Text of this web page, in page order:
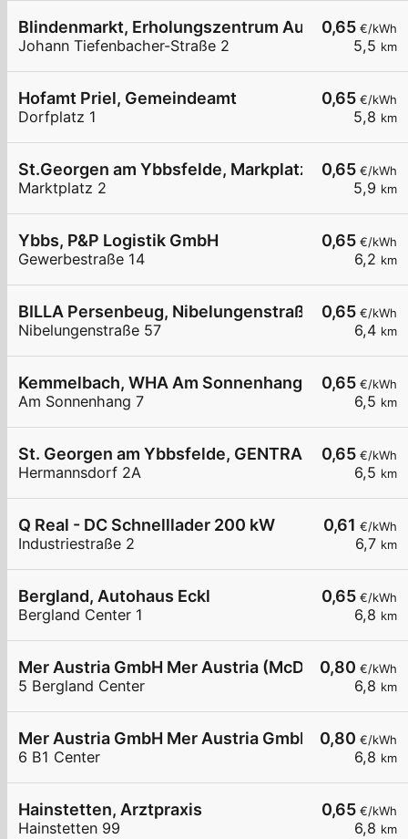
0,65 €/kWh
5,5 km
Blindenmarkt, Erholungszentrum Auseen
Johann Tiefenbacher-Straße 2
0,65 €/kWh
5,8 km
Hofamt Priel, Gemeindeamt
Dorfplatz 1
0,65 €/kWh
5,9 km
St.Georgen am Ybbsfelde, Markplatz
Marktplatz 2
0,65 €/kWh
6,2 km
Ybbs, P&P Logistik GmbH
Gewerbestraße 14
0,65 €/kWh
6,4 km
BILLA Persenbeug, Nibelungenstraße
Nibelungenstraße 57
0,65 €/kWh
6,5 km
Kemmelbach, WHA Am Sonnenhang
Am Sonnenhang 7
0,65 €/kWh
6,5 km
St. Georgen am Ybbsfelde, GENTRACO
Hermannsdorf 2A
0,61 €/kWh
6,7 km
Q Real - DC Schnelllader 200 kW
Industriestraße 2
0,65 €/kWh
6,8 km
Bergland, Autohaus Eckl
Bergland Center 1
0,80 €/kWh
6,8 km
Mer Austria GmbH Mer Austria (McD) - Ybbs -
5 Bergland Center
0,80 €/kWh
6,8 km
Mer Austria GmbH Mer Austria GmbH - Ybbs - B1
6 B1 Center
0,65 €/kWh
6,8 km
Hainstetten, Arztpraxis
Hainstetten 99